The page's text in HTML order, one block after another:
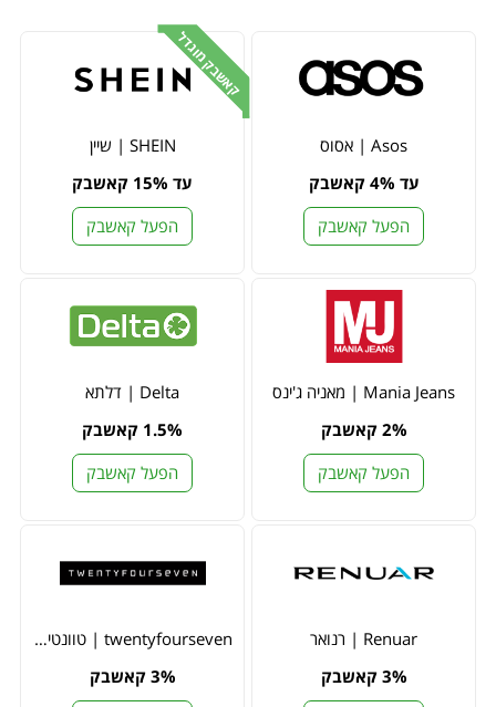
Asos | אסוס
עד 4% קאשבק
הפעל קאשבק
קאשבק מוגדל
SHEIN | שיין
עד 15% קאשבק
הפעל קאשבק
Mania Jeans | מאניה ג'ינס
2% קאשבק
הפעל קאשבק
Delta | דלתא
1.5% קאשבק
הפעל קאשבק
Renuar | רנואר
3% קאשבק
twentyfourseven | טוונטי פור סבן
3% קאשבק